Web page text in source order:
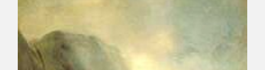
CORPORATE ACTION